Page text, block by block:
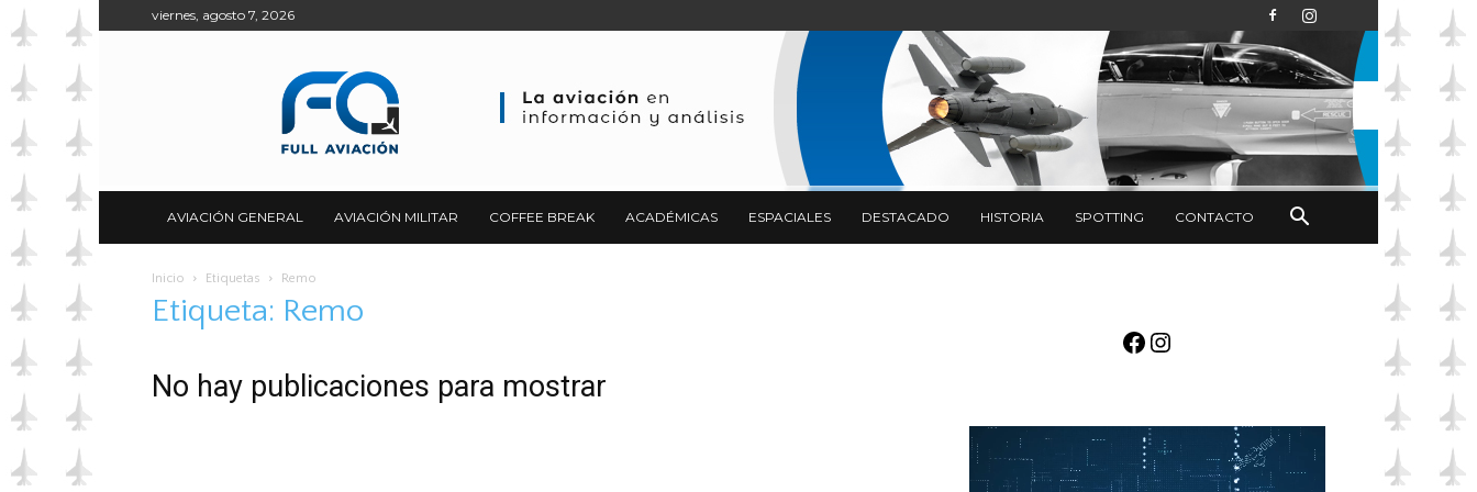
viernes, agosto 7, 2026
AVIACIÓN GENERAL AVIACIÓN MILITAR COFFEE BREAK ACADÉMICAS ESPACIALES DESTACADO HISTORIA SPOTTING CONTACTO
Inicio Etiquetas Remo
Etiqueta: Remo
No hay publicaciones para mostrar
Facebook
Instagram